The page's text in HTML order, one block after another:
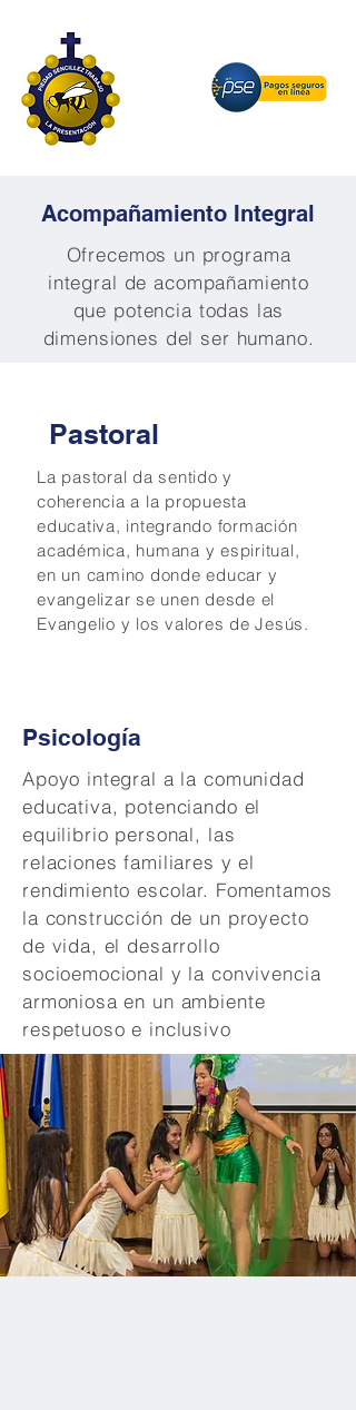
Acompañamiento Integral
Ofrecemos un programa
integral de acompañamiento
que potencia todas las
dimensiones del ser humano.
Pastoral
La pastoral da sentido y
coherencia a la propuesta
educativa, integrando formación
académica, humana y espiritual,
en un camino donde educar y
evangelizar se unen desde el
Evangelio y los valores de Jesús.
Psicología
Apoyo integral a la comunidad
educativa, potenciando el
equilibrio personal, las
relaciones familiares y el
rendimiento escolar. Fomentamos
la construcción de un proyecto
de vida, el desarrollo
socioemocional y la convivencia
armoniosa en un ambiente
respetuoso e inclusivo